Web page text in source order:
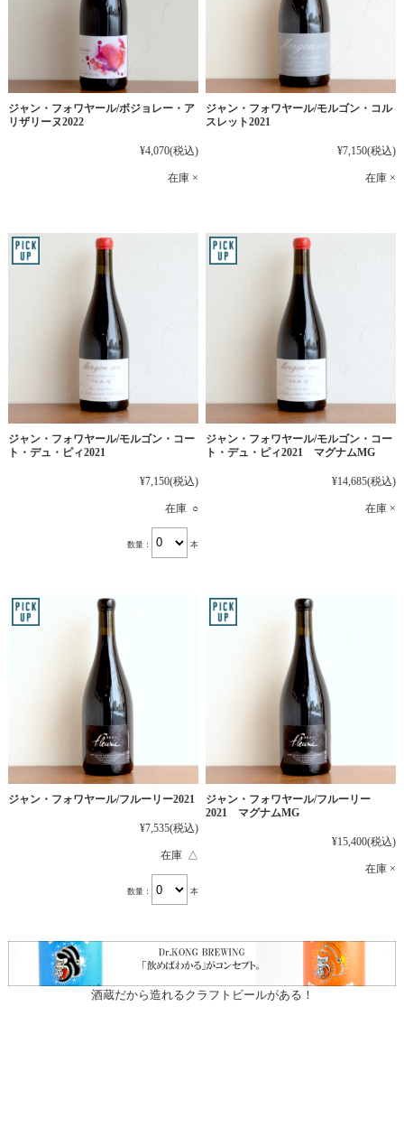
ジャン・フォワヤール/ボジョレー・ア
リザリーヌ2022
¥4,070(税込)
在庫 ×
ジャン・フォワヤール/モルゴン・コル
スレット2021
¥7,150(税込)
在庫 ×
ジャン・フォワヤール/モルゴン・コー
ト・デュ・ピィ2021
¥7,150(税込)
在庫 ○
数量： 本
ジャン・フォワヤール/モルゴン・コー
ト・デュ・ピィ2021 マグナムMG
¥14,685(税込)
在庫 ×
ジャン・フォワヤール/フルーリー2021
¥7,535(税込)
在庫 △
数量： 本
ジャン・フォワヤール/フルーリー
2021 マグナムMG
¥15,400(税込)
在庫 ×
酒蔵だから造れるクラフトビールがある！